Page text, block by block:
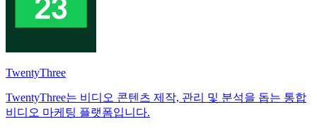
TwentyThree
TwentyThree는 비디오 콘텐츠 제작, 관리 및 분석을 돕는 통합
비디오 마케팅 플랫폼입니다.